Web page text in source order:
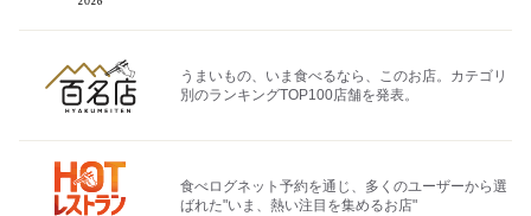
うまいもの、いま食べるなら、このお店。カテゴリ
別のランキングTOP100店舗を発表。
食べログネット予約を通じ、多くのユーザーから選
ばれた"いま、熱い注目を集めるお店"